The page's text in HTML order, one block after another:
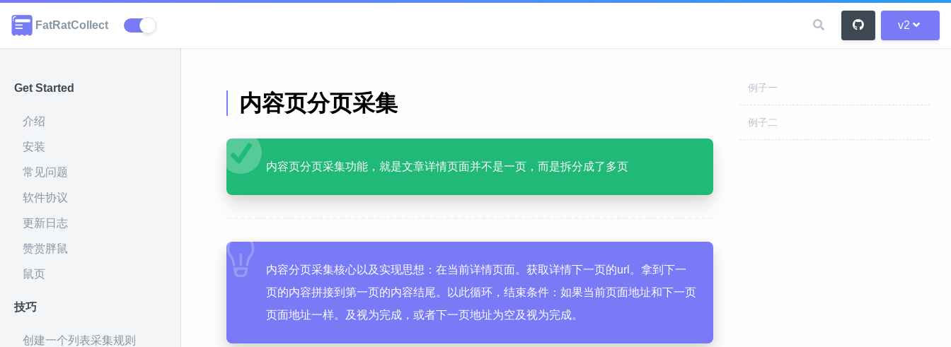
FatRatCollect v2
Get Started
介绍
安装
常见问题
软件协议
更新日志
赞赏胖鼠
鼠页
技巧
创建一个列表采集规则
内容页分页采集
例子一
例子二
内容页分页采集功能，就是文章详情页面并不是一页，而是拆分成了多页
内容分页采集核心以及实现思想：在当前详情页面。获取详情下一页的url。拿到下一
页的内容拼接到第一页的内容结尾。以此循环，结束条件：如果当前页面地址和下一页
页面地址一样。及视为完成，或者下一页地址为空及视为完成。